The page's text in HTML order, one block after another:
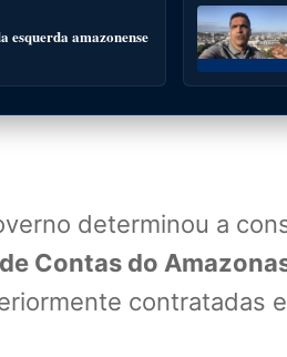
esquerda amazonense
determinou a
Contas do
contratadas